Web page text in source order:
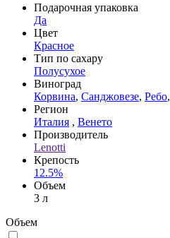
Подарочная упаковка
Да
Цвет
Красное
Тип по сахару
Полусухое
Виноград
Корвина, Санджовезе, Ребо,
Регион
Италия , Венето
Производитель
Lenotti
Крепость
12.5%
Объем
3 л
Объем